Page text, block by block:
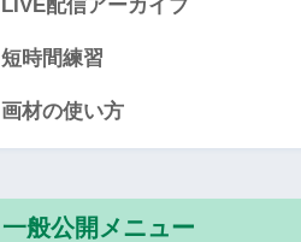
LIVE配信アーカイブ
短時間練習
画材の使い方
一般公開メニュー